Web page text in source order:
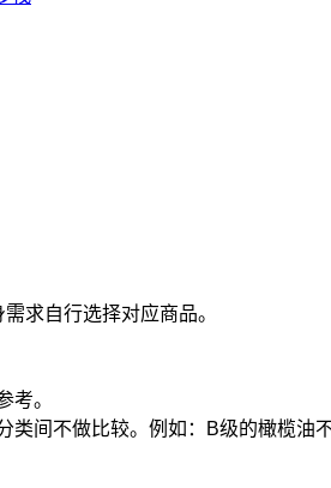
求自行选择对应商品。
考。
类间不做比较。例如：B级的橄榄油